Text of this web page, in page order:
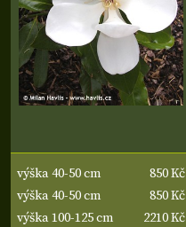
výška 40-50 cm
850 Kč
výška 40-50 cm
850 Kč
výška 100-125 cm
2210 Kč